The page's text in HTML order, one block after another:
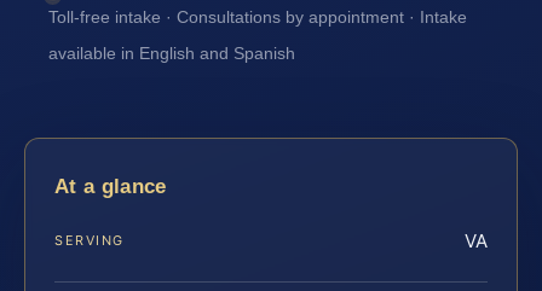
Toll-free intake · Consultations by appointment · Intake
available in English and Spanish
At a glance
SERVING VA